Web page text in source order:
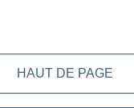
HAUT DE PAGE